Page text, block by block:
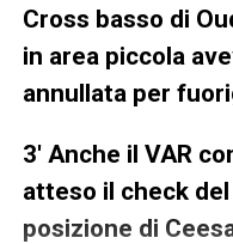
Cross basso di
in area piccola
annullata per
3′ Anche il VAR
atteso il check
posizione di